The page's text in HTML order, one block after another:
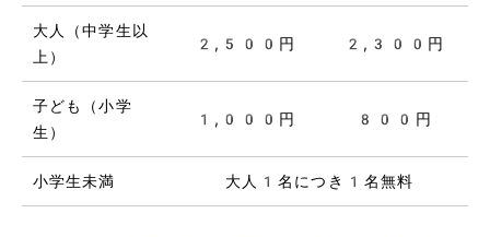
大人（中学生以
上）
2,500円 2,300円
子ども（小学
生）
1,000円 800円
小学生未満 大人1名につき1名無料